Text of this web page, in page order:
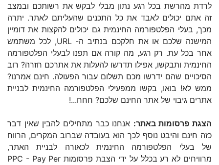
לרדת מהרשת בכל רגע נתון מבלי לבקש את רשותכם ובמצב
זה אתם יכולים לאבד את כל התכנים שהעליתם לאתר. יתרה
מכך, בעלי הפלטפורמה החינמית גם יכולים להקצות את דומיין
המישנה שלכם או את חלקכם בנתיב ה- URL, לכל משתמש
אחר בכל עת. רק רגע, מה קורה אם תפנו לבעלי הפלטפורמה
החינמית ותבקשו, אפילו תדרשו להעלות את אתרכם חזרה? רוב
הסיכויים שהם ידרשו מכם תשלום עבור הפעולה. חינם אמרנו?
ממש לא! בואו, בקשו ממפעילי הפלטפורמה החינמית לבניית
אתרים גיבוי של אתר החינם שלכם? חחח...!
הצגת פרסומות באתר: אנחנו כבר מתחילים להבין שאין דבר
כזה חינם והיבט נוסף לכך הוא בעובדה שברוב המקרים, הרווח
של בעלי הפלטפורמה החינמית לכאורה לבניית האתר,
מרוויחים לא רע בכלל על ידי הצבת פרסומות PPC - Pay Per